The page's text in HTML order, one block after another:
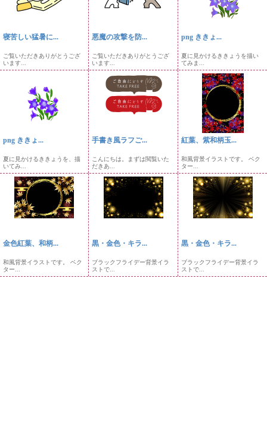
寝苦しい猛暑に...
ご覧いただきありがとうござ
います...
悪魔の攻撃を防...
ご覧いただきありがとうござ
います...
png ききょ...
夏に見かけるききょうを描い
てみま...
png ききょ...
夏に見かけるききょうを、描
いてみ...
手書き風ラフご...
こんにちは。まずは閲覧いた
だきあ...
紅葉、紫和柄玉...
和風背景イラストです。 ベク
ター...
金色紅葉、和柄...
和風背景イラストです。 ベク
ター...
黒・金色・キラ...
ブラックフライデー背景イラ
ストで...
黒・金色・キラ...
ブラックフライデー背景イラ
ストで...